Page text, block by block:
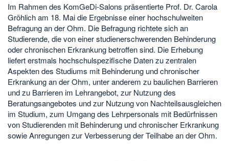
Im Rahmen des KomGeDi-Salons präsentierte Prof. Dr. Carola
Gröhlich am 18. Mai die Ergebnisse einer hochschulweiten
Befragung an der Ohm. Die Befragung richtete sich an
Studierende, die von einer studienerschwerenden Behinderung
oder chronischen Erkrankung betroffen sind. Die Erhebung
liefert erstmals hochschulspezifische Daten zu zentralen
Aspekten des Studiums mit Behinderung und chronischer
Erkrankung an der Ohm, unter anderem zu baulichen Barrieren
und zu Barrieren im Lehrangebot, zur Nutzung des
Beratungsangebotes und zur Nutzung von Nachteilsausgleichen
im Studium, zum Umgang des Lehrpersonals mit Bedürfnissen
von Studierenden mit Behinderung und chronischer Erkrankung
sowie Anregungen zur Verbesserung der Teilhabe an der Ohm.